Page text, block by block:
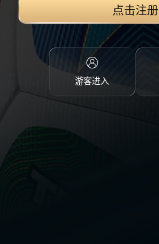
点击注册
游客进入